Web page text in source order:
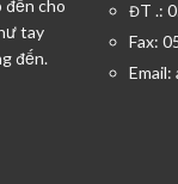
đến cho
tay
đến.
ĐT .:
Fax:
Email: